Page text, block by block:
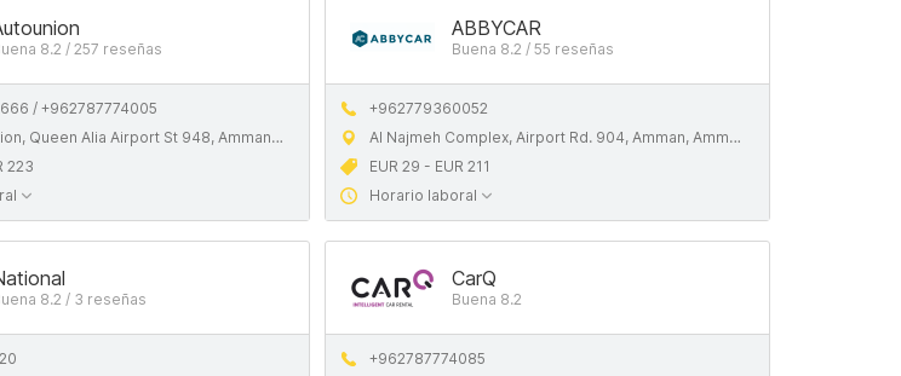
8.2 / 257 reseñas
/ +962787774005
Queen Alia Airport St 948, Amman, Jordan
223
ABBYCAR
Buena 8.2 / 55 reseñas
+962779360052
Al Najmeh Complex, Airport Rd. 904, Amman, Amman Governorate
EUR 29 - EUR 211
Horario laboral
8.2 / 3 reseñas
CarQ
Buena 8.2
+962787774085